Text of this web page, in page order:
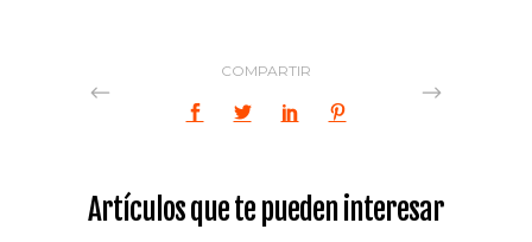
COMPARTIR
Artículos que te pueden interesar